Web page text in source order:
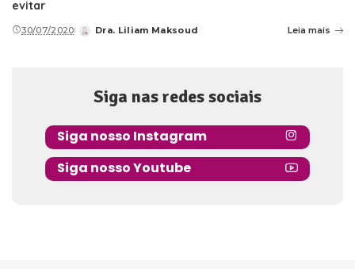
evitar
30/07/2020
Posted
Dra. Liliam Maksoud Leia mais
Siga nas redes sociais
Siga nosso Instagram
Siga nosso Youtube